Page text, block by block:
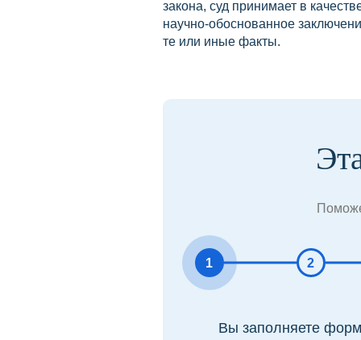
закона, суд принимает в
научно-обоснованное
те или иные факты.
1 2
Вы заполняете